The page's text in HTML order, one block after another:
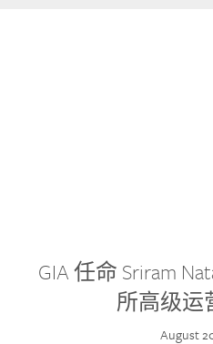
GIA 任命 Sriram
所高级运
August